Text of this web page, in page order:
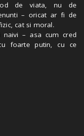
de viata, nu de
– oricat ar fi de
cat si moral.
– asa cum cred
foarte putin, cu ce